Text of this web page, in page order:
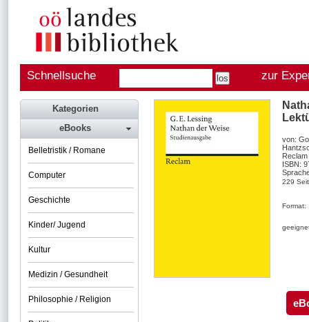
Schnellsuche zur
von:
ISBN:
229
Format:
Kategorien
eBooks
Belletristik / Romane
Computer
Geschichte
Kinder/ Jugend
Kultur
Medizin / Gesundheit
Philosophie / Religion